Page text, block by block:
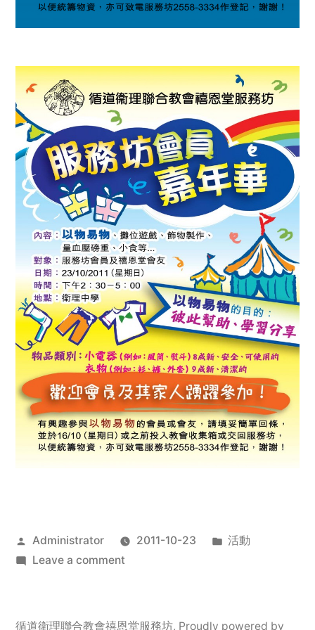
Posted
by
Administrator 2011-10-23
Posted
活動
Leave a commenton
服
循道衛理聯合教會禧恩堂服務坊, Proudly powered by